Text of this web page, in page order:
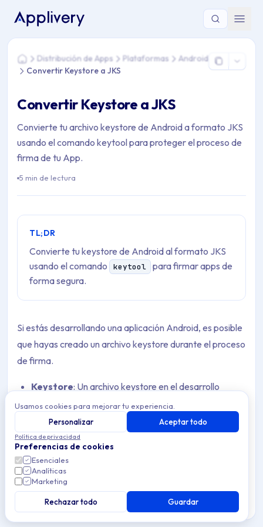
Estás aquí: Home > Distribución de Apps > Plataformas >
HomeDistribución de Apps Plataformas
Android
Convertir Keystore a JKS
Convertir Keystore a JKS
Convierte tu archivo keystore de Android a formato JKS
usando el comando keytool para proteger el proceso de
firma de tu App.
5 min de lectura
TL;DR
Convierte tu keystore de Android al formato JKS
usando el comando
keytool
para firmar apps de
forma segura.
Si estás desarrollando una aplicación Android, es posible
que hayas creado un archivo keystore durante el proceso
de firma.
Keystore: Un archivo keystore en el desarrollo
Android actúa como un contenedor seguro para
almacenar claves criptográficas y certificados. Se
usa para firmar paquetes de apps Android (APKs o
Android App Bundles) antes de su distribución a
través de tiendas de apps como Google Play o
directamente a los usuarios. Este proceso de firma
garantiza que ni la tienda de apps ni los usuarios
Usamos cookies para mejorar tu experiencia.
Personalizar
Aceptar todo
Política de privacidad
Preferencias de cookies
Esenciales
Analíticas
Marketing
Rechazar todo Guardar